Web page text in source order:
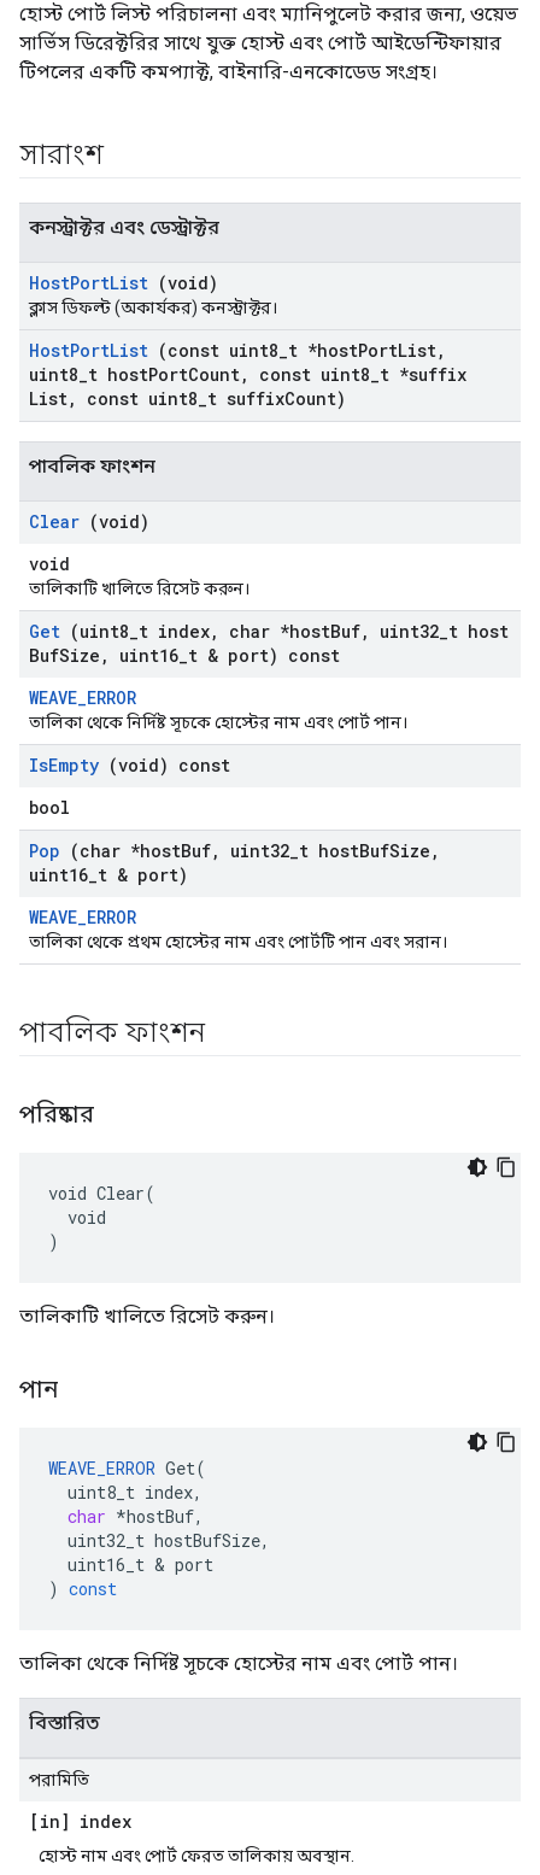
হোস্ট পোর্ট লিস্ট পরিচালনা এবং ম্যানিপুলেট করার জন্য, ওয়েভ
সার্ভিস ডিরেক্টরির সাথে যুক্ত হোস্ট এবং পোর্ট আইডেন্টিফায়ার
টিপলের একটি কমপ্যাক্ট, বাইনারি-এনকোডেড সংগ্রহ।
সারাংশ
কনস্ট্রাক্টর এবং ডেস্ট্রাক্টর
HostPortList (void)
ক্লাস ডিফল্ট (অকার্যকর) কনস্ট্রাক্টর।
HostPortList (const uint8 t *hostPortList,
uint8 t hostPortCount, const uint8 t *suffix
List, const uint8 t suffixCount)
পাবলিক ফাংশন
Clear (void)
void
তালিকাটি খালিতে রিসেট করুন।
Get (uint8 t index, char *hostBuf, uint32 t host
BufSize , uint16 t & port) const
WEAVE_ERROR
তালিকা থেকে নির্দিষ্ট সূচকে হোস্টের নাম এবং পোর্ট পান।
IsEmpty (void) const
bool
Pop (char *hostBuf, uint32 t hostBufSize ,
uint16 t & port)
WEAVE_ERROR
তালিকা থেকে প্রথম হোস্টের নাম এবং পোর্টটি পান এবং সরান।
পাবলিক ফাংশন
পরিষ্কার
void Clear(
  void
)
তালিকাটি খালিতে রিসেট করুন।
পান
WEAVE_ERROR Get(
uint8_t index,
char *hostBuf,
uint32_t hostBufSize,
uint16_t & port
) const
তালিকা থেকে নির্দিষ্ট সূচকে হোস্টের নাম এবং পোর্ট পান।
বিস্তারিত
পরামিতি
[in] index
হোস্ট নাম এবং পোর্ট ফেরত তালিকায় অবস্থান.